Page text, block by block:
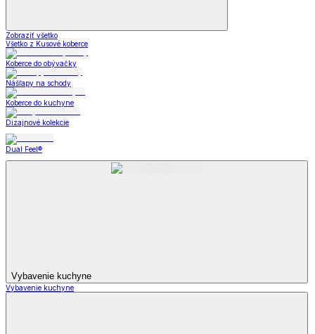
Zobraziť všetko
Všetko z Kusové koberce
Koberce do obývačky
Nášľapy na schody
Koberce do kuchyne
Dizajnové kolekcie
Dual Feel®
Vybavenie kuchyne
Vybavenie kuchyne